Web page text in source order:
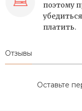
поэтому
платить.
Отзывы
Оставьте